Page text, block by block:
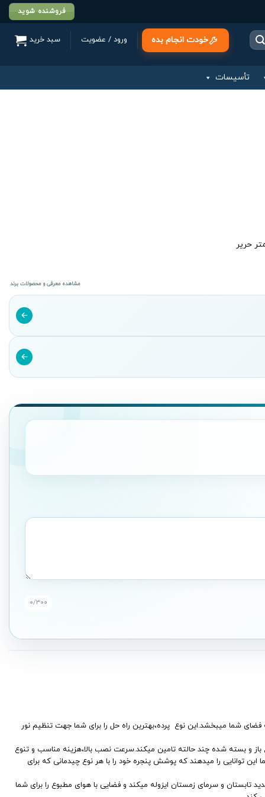
فروشنده شوید
خودت انجام بده ورود / عضویت سبد خرید
تأسیسات
مشاهده معرفی و محصولات برند
۰/۳۰۰
به فضای شما میبخشد.این نوع پرده،بهترین راه حل را برای شما جهت تنظیم نور
باز و بسته شده چند حالته تامین میکند.سرعت نصب بالا،هزینه مناسب و تنوع
توانایی را میدهند که پوشش پنجره خود را با هر نوع چیدمانی که برای
تابستان و سرمای زمستان ایزوله میکند و فضایی با هوای مطبوع را برای شما